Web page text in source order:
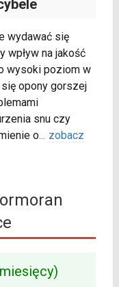
wydawać się
wpływ na jakość
wysoki poziom w
opony gorszej
snu czy
o... zobacz